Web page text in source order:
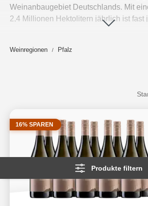
Weinanbaugebiet Deutschlands. Mit
2,4 Millionen Hektolitern jährlich ist fast
Gegenteil! Kaum ein Weinanbaugebiet
Weinregionen Pfalz
Produkte filtern
16% SPAREN